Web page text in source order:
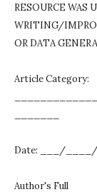
RESOURCE WAS
WRITING/
OR DATA
Article Category:
Date: ___/____/
Author's Full